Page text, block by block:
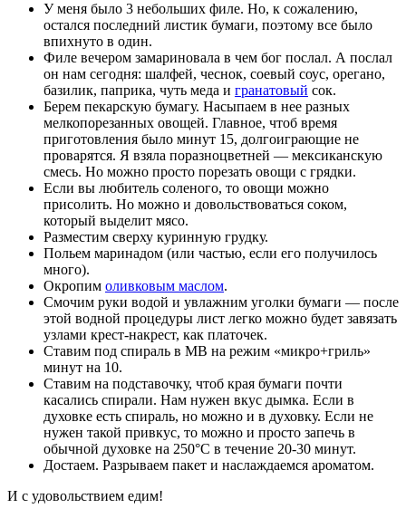
У меня было 3 небольших филе. Но, к сожалению,
остался последний листик бумаги, поэтому все было
впихнуто в один.
Филе вечером замариновала в чем бог послал. А послал
он нам сегодня: шалфей, чеснок, соевый соус, орегано,
базилик, паприка, чуть меда и гранатовый сок.
Берем пекарскую бумагу. Насыпаем в нее разных
мелкопорезанных овощей. Главное, чтоб время
приготовления было минут 15, долгоиграющие не
проварятся. Я взяла поразноцветней — мексиканскую
смесь. Но можно просто порезать овощи с грядки.
Если вы любитель соленого, то овощи можно
присолить. Но можно и довольствоваться соком,
который выделит мясо.
Разместим сверху куринную грудку.
Польем маринадом (или частью, если его получилось
много).
Окропим оливковым маслом.
Смочим руки водой и увлажним уголки бумаги — после
этой водной процедуры лист легко можно будет завязать
узлами крест-накрест, как платочек.
Ставим под спираль в МВ на режим «микро+гриль»
минут на 10.
Ставим на подставочку, чтоб края бумаги почти
касались спирали. Нам нужен вкус дымка. Если в
духовке есть спираль, но можно и в духовку. Если не
нужен такой привкус, то можно и просто запечь в
обычной духовке на 250°С в течение 20-30 минут.
Достаем. Разрываем пакет и наслаждаемся ароматом.
И с удовольствием едим!